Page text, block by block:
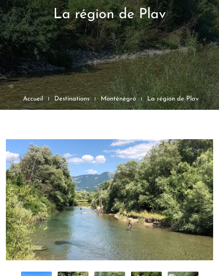
Nos séjours
Contact
La région de Plav
Accueil Destinations Monténégro La région de Plav